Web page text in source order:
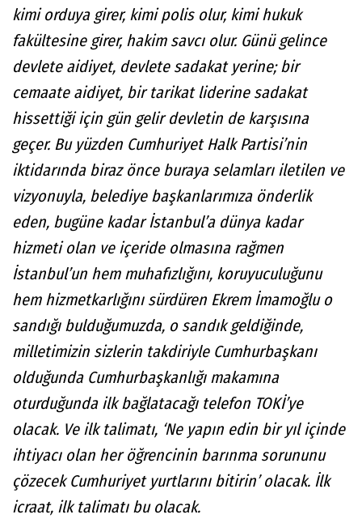
kimi orduya girer, kimi polis olur, kimi hukuk
fakültesine girer, hakim savcı olur. Günü gelince
devlete aidiyet, devlete sadakat yerine; bir
cemaate aidiyet, bir tarikat liderine sadakat
hissettiği için gün gelir devletin de karşısına
geçer. Bu yüzden Cumhuriyet Halk Partisi’nin
iktidarında biraz önce buraya selamları iletilen ve
vizyonuyla, belediye başkanlarımıza önderlik
eden, bugüne kadar İstanbul’a dünya kadar
hizmeti olan ve içeride olmasına rağmen
İstanbul’un hem muhafızlığını, koruyuculuğunu
hem hizmetkarlığını sürdüren Ekrem İmamoğlu o
sandığı bulduğumuzda, o sandık geldiğinde,
milletimizin sizlerin takdiriyle Cumhurbaşkanı
olduğunda Cumhurbaşkanlığı makamına
oturduğunda ilk bağlatacağı telefon TOKİ’ye
olacak. Ve ilk talimatı, ‘Ne yapın edin bir yıl içinde
ihtiyacı olan her öğrencinin barınma sorununu
çözecek Cumhuriyet yurtlarını bitirin’ olacak. İlk
icraat, ilk talimatı bu olacak.